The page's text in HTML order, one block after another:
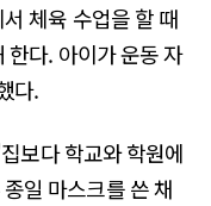
체육 수업을 할 때
한다. 아이가 운동 자
다.
보다 학교와 학원에
일 마스크를 쓴 채